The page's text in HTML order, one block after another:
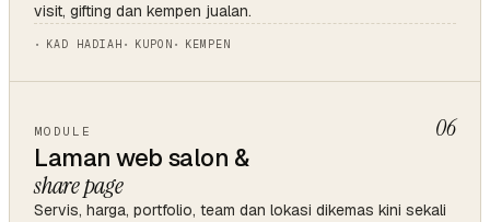
visit, gifting dan kempen jualan.
KAD HADIAH KUPON KEMPEN
MODULE 06
Laman web salon &
share page
Servis, harga, portfolio, team dan lokasi dikemas kini sekali